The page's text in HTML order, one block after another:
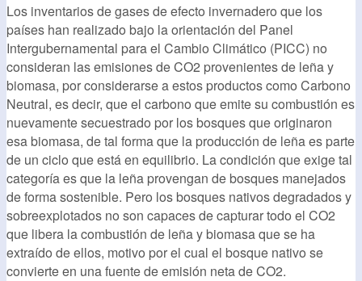
Los inventarios de gases de efecto invernadero que los
países han realizado bajo la orientación del Panel
Intergubernamental para el Cambio Climático (PICC) no
consideran las emisiones de CO2 provenientes de leña y
biomasa, por considerarse a estos productos como Carbono
Neutral, es decir, que el carbono que emite su combustión es
nuevamente secuestrado por los bosques que originaron
esa biomasa, de tal forma que la producción de leña es parte
de un ciclo que está en equilibrio. La condición que exige tal
categoría es que la leña provengan de bosques manejados
de forma sostenible. Pero los bosques nativos degradados y
sobreexplotados no son capaces de capturar todo el CO2
que libera la combustión de leña y biomasa que se ha
extraído de ellos, motivo por el cual el bosque nativo se
convierte en una fuente de emisión neta de CO2.